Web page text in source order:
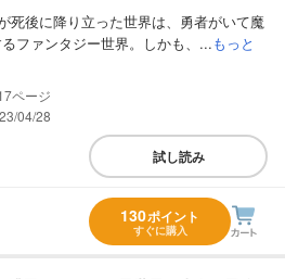
死後に降り立った世界は、勇者がいて魔
ファンタジー世界。しかも、...もっと
04/28
試し読み
130ポイント
すぐに購入